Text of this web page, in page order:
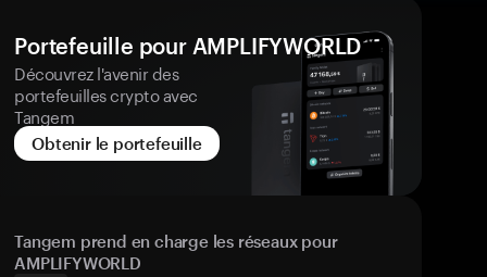
Portefeuille pour AMPLIFYWORLD
Découvrez l'avenir des
portefeuilles crypto avec
Tangem
Obtenir le portefeuille
Tangem prend en charge les réseaux pour
AMPLIFYWORLD